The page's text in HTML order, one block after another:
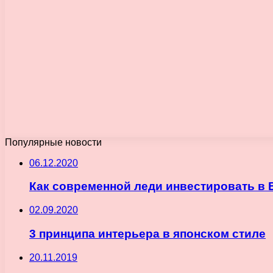
Популярные новости
06.12.2020
Как современной леди инвестировать в
02.09.2020
3 принципа интерьера в японском стиле
20.11.2019